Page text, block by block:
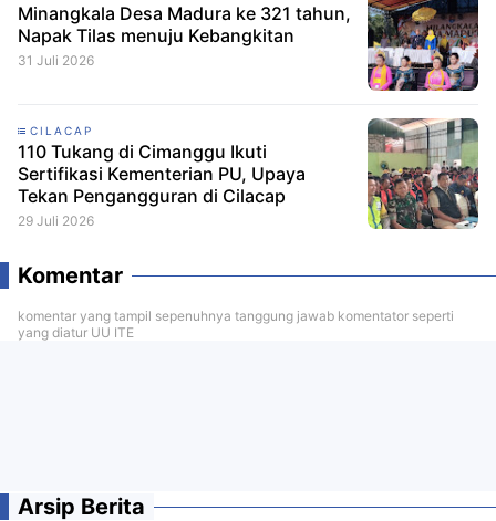
Minangkala Desa Madura ke 321 tahun,
Napak Tilas menuju Kebangkitan
31 Juli 2026
CILACAP
110 Tukang di Cimanggu Ikuti
Sertifikasi Kementerian PU, Upaya
Tekan Pengangguran di Cilacap
29 Juli 2026
Komentar
komentar yang tampil sepenuhnya tanggung jawab komentator seperti
yang diatur UU ITE
Arsip Berita